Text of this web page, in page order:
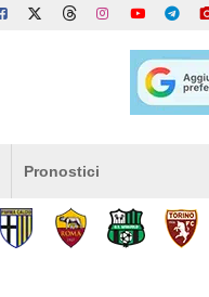
Pronostici